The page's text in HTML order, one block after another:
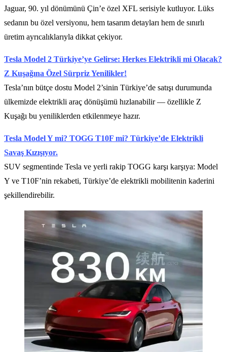
Jaguar, 90. yıl dönümünü Çin’e özel XFL serisiyle kutluyor. Lüks
sedanın bu özel versiyonu, hem tasarım detayları hem de sınırlı
üretim ayrıcalıklarıyla dikkat çekiyor.
Tesla Model 2 Türkiye’ye Gelirse: Herkes Elektrikli mi Olacak?
Z Kuşağına Özel Sürpriz Yenilikler!
Tesla’nın bütçe dostu Model 2’sinin Türkiye’de satışı durumunda
ülkemizde elektrikli araç dönüşümü hızlanabilir — özellikle Z
Kuşağı bu yeniliklerden etkilenmeye hazır.
Tesla Model Y mi? TOGG T10F mi? Türkiye’de Elektrikli
Savaş Kızışıyor.
SUV segmentinde Tesla ve yerli rakip TOGG karşı karşıya: Model
Y ve T10F’nin rekabeti, Türkiye’de elektrikli mobilitenin kaderini
şekillendirebilir.